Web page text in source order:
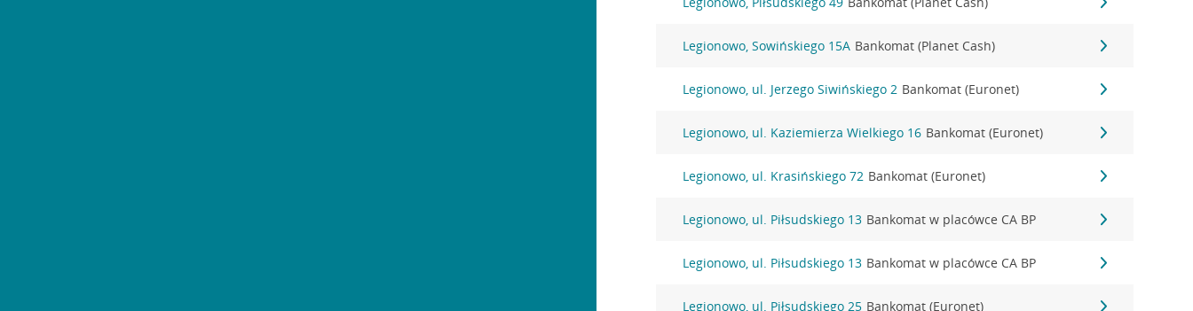
Legionowo, Sowińskiego 15A Bankomat (Planet Cash)
Legionowo, ul. Jerzego Siwińskiego 2 Bankomat (Euronet)
Legionowo, ul. Kaziemierza Wielkiego 16 Bankomat (Euronet)
Legionowo, ul. Krasińskiego 72 Bankomat (Euronet)
Legionowo, ul. Piłsudskiego 13 Bankomat w placówce CA BP
Legionowo, ul. Piłsudskiego 13 Bankomat w placówce CA BP
Legionowo, ul. Piłsudskiego 25 Bankomat (Euronet)